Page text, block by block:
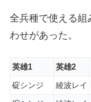
全兵種で使える組
わせがあった。
英雄1 英雄2
碇シンジ
綾波レイ